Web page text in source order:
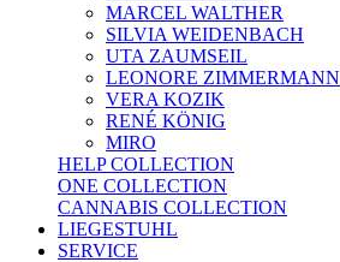
MARCEL WALTHER
SILVIA WEIDENBACH
UTA ZAUMSEIL
LEONORE ZIMMERMANN
VERA KOZIK
RENÉ KÖNIG
MIRO
HELP COLLECTION
ONE COLLECTION
CANNABIS COLLECTION
LIEGESTUHL
SERVICE